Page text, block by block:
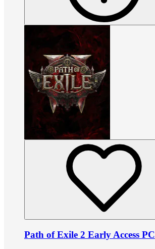
Path of Exile 2 Early Access PC